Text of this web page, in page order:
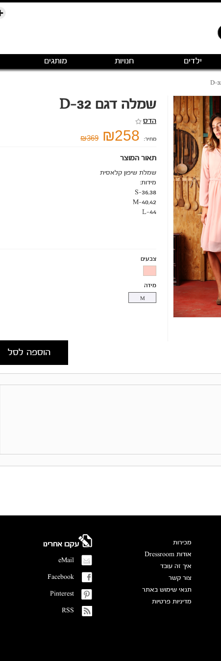
ילדים חנויות מותגים
שמלה דגם D-32
הדס
מחיר: ₪258
₪369
תאור המוצר
שמלת שיפון קלאסית
מידות:
S-36,38
M-40,42
L-44
צבעים
מידה
M
הוספה לסל
מכירות
אודות Dressroom
איך זה עובד
צור קשר
תנאי שימוש באתר
מדיניות פרטיות
עקבו אחרינו
eMail
Facebook
Pinterest
RSS